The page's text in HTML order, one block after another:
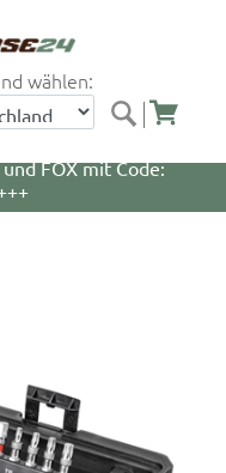
wählen:
und Zubehör mit
FOX mit Code: